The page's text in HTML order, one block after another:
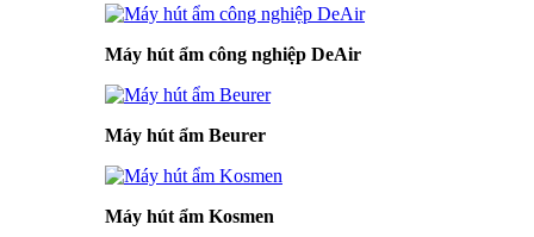
Máy hút ẩm công nghiệp DeAir
Máy hút ẩm Beurer
Máy hút ẩm Kosmen